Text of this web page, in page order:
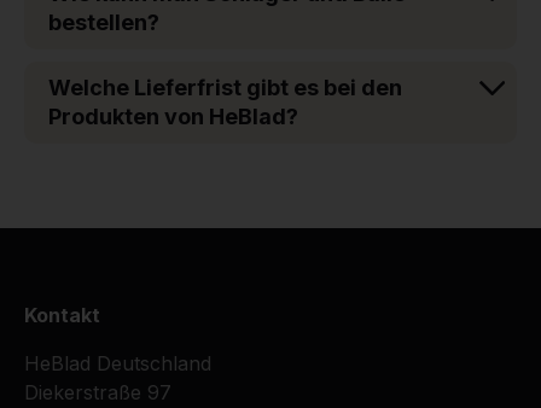
bestellen?
Welche Lieferfrist gibt es bei den
Produkten von HeBlad?
Kontakt
HeBlad Deutschland
Diekerstraße 97